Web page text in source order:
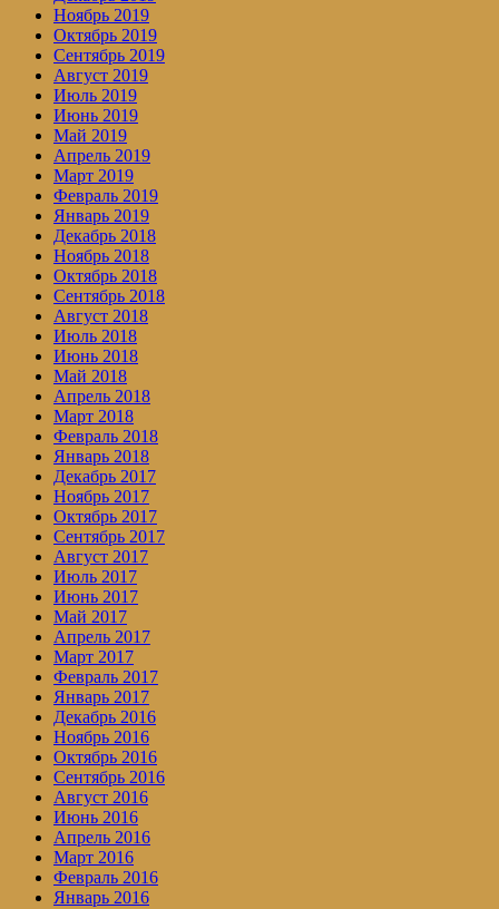
Ноябрь 2019
Октябрь 2019
Сентябрь 2019
Август 2019
Июль 2019
Июнь 2019
Май 2019
Апрель 2019
Март 2019
Февраль 2019
Январь 2019
Декабрь 2018
Ноябрь 2018
Октябрь 2018
Сентябрь 2018
Август 2018
Июль 2018
Июнь 2018
Май 2018
Апрель 2018
Март 2018
Февраль 2018
Январь 2018
Декабрь 2017
Ноябрь 2017
Октябрь 2017
Сентябрь 2017
Август 2017
Июль 2017
Июнь 2017
Май 2017
Апрель 2017
Март 2017
Февраль 2017
Январь 2017
Декабрь 2016
Ноябрь 2016
Октябрь 2016
Сентябрь 2016
Август 2016
Июнь 2016
Апрель 2016
Март 2016
Февраль 2016
Январь 2016